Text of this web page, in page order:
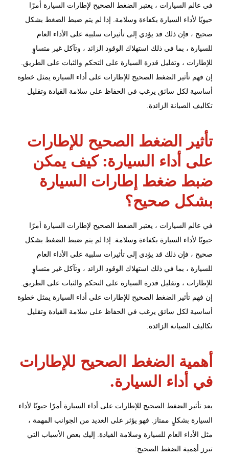
في عالم السيارات ، يعتبر الضغط الصحيح لإطارات السيارة أمرًا
حيويًا لأداء السيارة بكفاءة وسلامة. إذا لم يتم ضبط الضغط بشكل
صحيح ، فإن ذلك قد يؤدي إلى تأثيرات سلبية على الأداء العام
للسيارة ، بما في ذلك استهلاك الوقود الزائد ، وتآكل غير متساوٍ
للإطارات ، وتقليل قدرة السيارة على التحكم والثبات على الطريق.
إن فهم تأثير الضغط الصحيح للإطارات على أداء السيارة يمثل خطوة
أساسية لكل سائق يرغب في الحفاظ على سلامة القيادة وتقليل
تكاليف الصيانة الزائدة.
تأثير الضغط الصحيح للإطارات
على أداء السيارة: كيف يمكن
ضبط ضغط إطارات السيارة
بشكل صحيح؟
في عالم السيارات ، يعتبر الضغط الصحيح لإطارات السيارة أمرًا
حيويًا لأداء السيارة بكفاءة وسلامة. إذا لم يتم ضبط الضغط بشكل
صحيح ، فإن ذلك قد يؤدي إلى تأثيرات سلبية على الأداء العام
للسيارة ، بما في ذلك استهلاك الوقود الزائد ، وتآكل غير متساوٍ
للإطارات ، وتقليل قدرة السيارة على التحكم والثبات على الطريق.
إن فهم تأثير الضغط الصحيح للإطارات على أداء السيارة يمثل خطوة
أساسية لكل سائق يرغب في الحفاظ على سلامة القيادة وتقليل
تكاليف الصيانة الزائدة.
أهمية الضغط الصحيح للإطارات
في أداء السيارة.
يعد تأثير الضغط الصحيح للإطارات على أداء السيارة أمرًا حيويًا لأداء
السيارة بشكلٍ ممتاز. فهو يؤثر على العديد من الجوانب المهمة ،
مثل الأداء العام للسيارة وسلامة القيادة. إليك بعض الأسباب التي
تبرز أهمية الضغط الصحيح: